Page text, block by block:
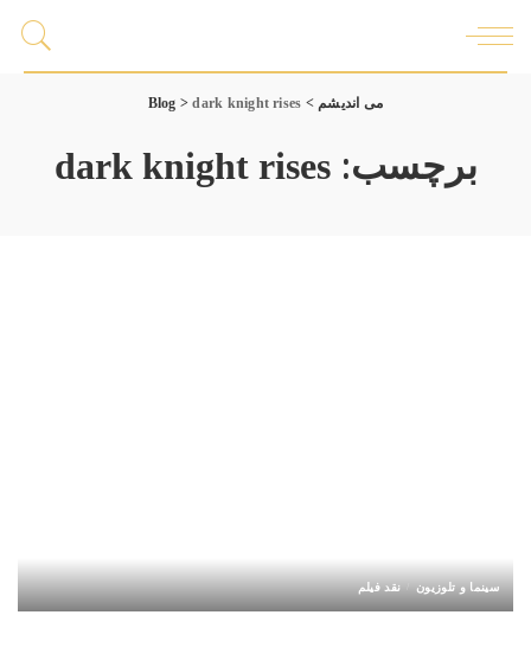
می اندیشم >
Blog >dark knight rises
برچسب:dark knight rises
سینما و تلوزیون نقد فیلم